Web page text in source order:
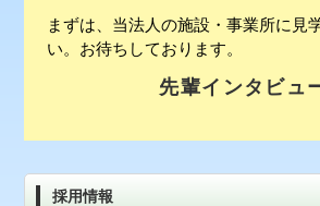
まずは、当法人の施設・事業所に見
い。お待ちしております。
先輩インタビュ
採用情報